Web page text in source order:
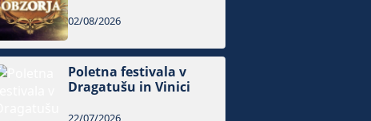
02/08/2026
Poletna festivala v
Dragatušu in Vinici
22/07/2026